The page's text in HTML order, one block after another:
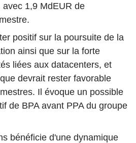
1,9 MdEUR de
positif sur la poursuite de la
ainsi que sur la forte
liées aux datacenters, et
devrait rester favorable
Il évoque un possible
de BPA avant PPA du groupe
bénéficie d'une dynamique